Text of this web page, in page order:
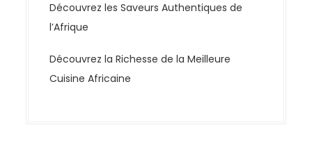
Découvrez les Saveurs Authentiques de
l’Afrique
Découvrez la Richesse de la Meilleure
Cuisine Africaine